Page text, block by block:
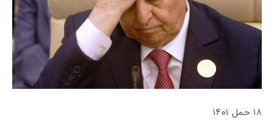
۱۸ حمل ۱۴۰۱